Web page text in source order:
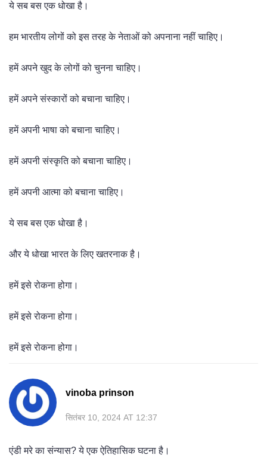
ये सब बस एक धोखा है।
हम भारतीय लोगों को इस तरह के नेताओं को अपनाना नहीं चाहिए।
हमें अपने खुद के लोगों को चुनना चाहिए।
हमें अपने संस्कारों को बचाना चाहिए।
हमें अपनी भाषा को बचाना चाहिए।
हमें अपनी संस्कृति को बचाना चाहिए।
हमें अपनी आत्मा को बचाना चाहिए।
ये सब बस एक धोखा है।
और ये धोखा भारत के लिए खतरनाक है।
हमें इसे रोकना होगा।
हमें इसे रोकना होगा।
हमें इसे रोकना होगा।
vinoba prinson
सितंबर 10, 2024 AT 12:37
एंडी मरे का संन्यास? ये एक ऐतिहासिक घटना है।